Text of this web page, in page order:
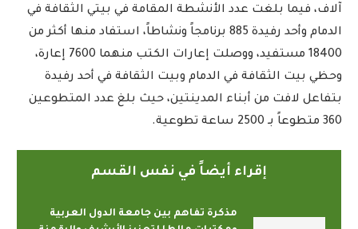
آلاف، فيما بلغت عدد الأنشطة المقامة في بيتي الثقافة في
الدمام وأحد رفيدة 885 برنامجاً ونشاطاً، استفاد منها أكثر من
18400 مستفيد، ووصلت إعارات الكتب منهما 7600 إعارة،
وحظي بيت الثقافة في الدمام وبيت الثقافة في أحد رفيدة
بتفاعل لافت من أبناء المدينتين، حيث بلغ عدد المتطوعين
360 متطوعاً بـ 2500 ساعة تطوعية.
إقراء أيضاً في نفس القسم
مذكرة تفاهم بين جامعة الدول العربية